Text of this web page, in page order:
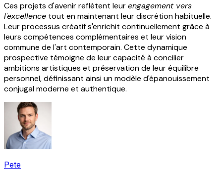
Ces projets d'avenir reflètent leurengagement vers
l'excellence tout en maintenant leur discrétion habituelle.
Leur processus créatif s'enrichit continuellement grâce à
leurs compétences complémentaires et leur vision
commune de l'art contemporain. Cette dynamique
prospective témoigne de leur capacité à concilier
ambitions artistiques et préservation de leur équilibre
personnel, définissant ainsi un modèle d'épanouissement
conjugal moderne et authentique.
Pete